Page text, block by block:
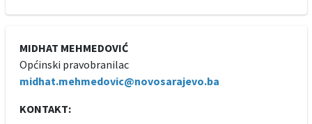
MIDHAT MEHMEDOVIĆ
Općinski pravobranilac
midhat.mehmedovic@novosarajevo.ba
KONTAKT: